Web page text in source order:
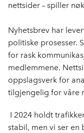
nettsider – spiller
Nyhetsbrev har
politiske prosesser.
for rask
medlemmene.
oppslagsverk for
tilgjengelig for våre
I 2024 holdt
stabil, men vi ser